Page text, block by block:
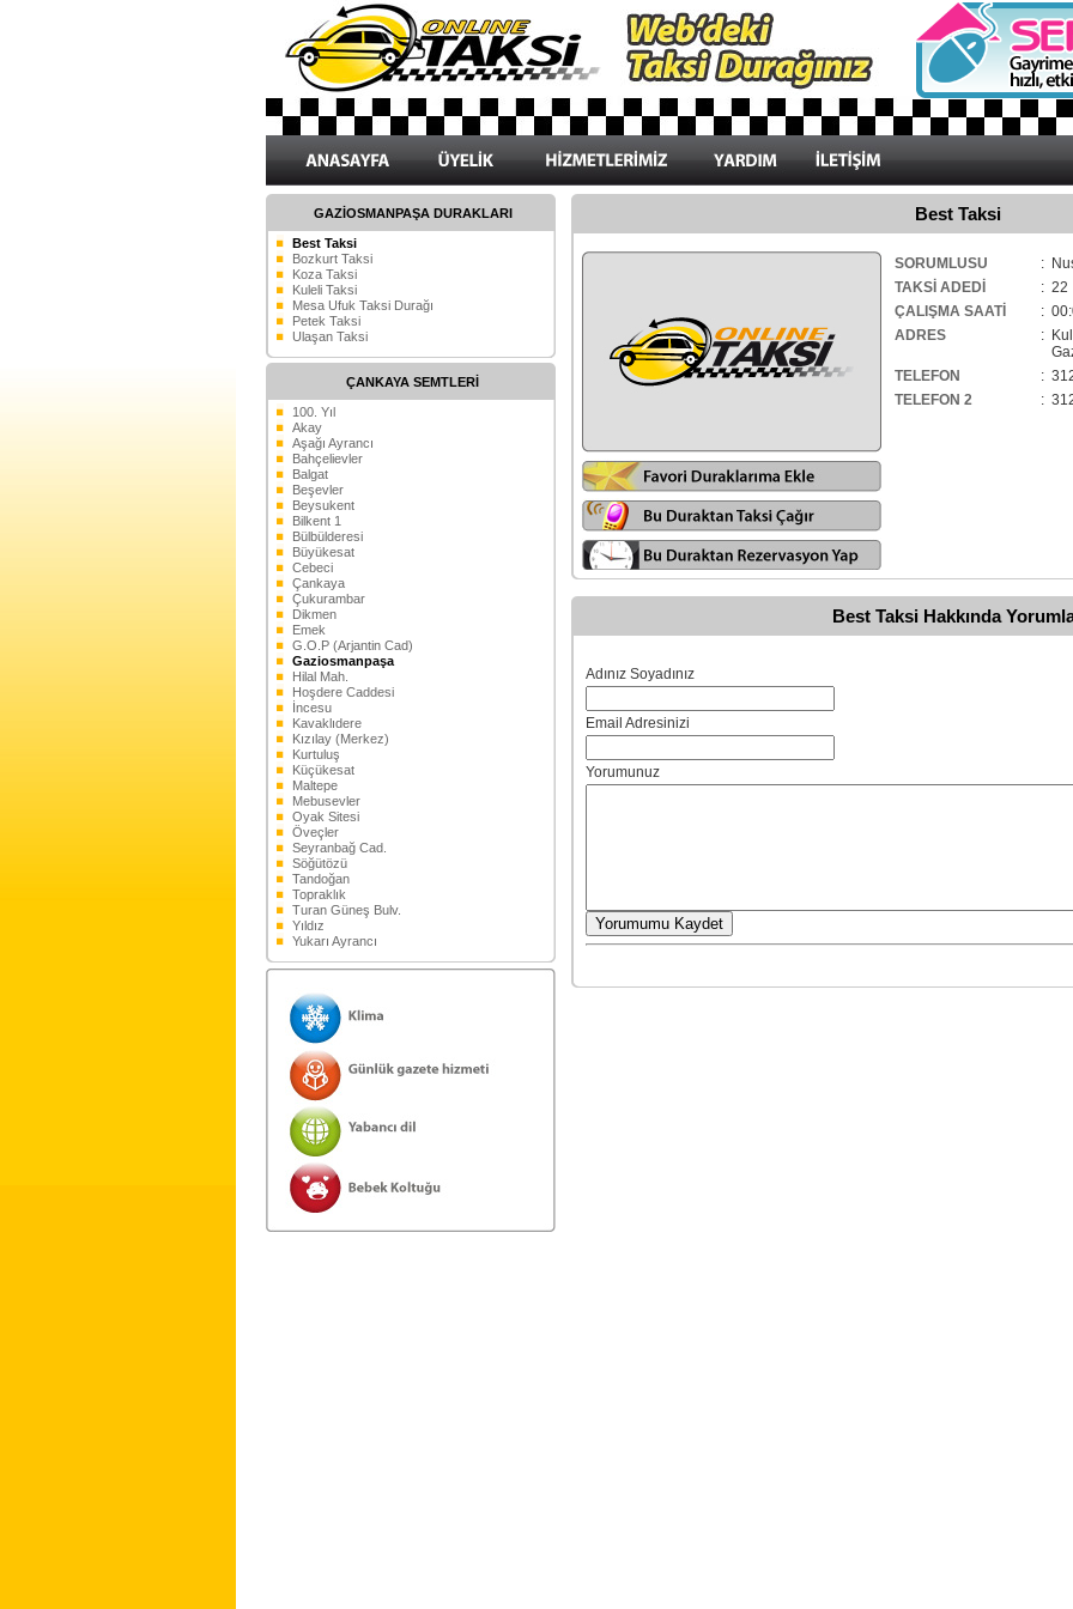
GAZİOSMANPAŞA DURAKLARI
Best Taksi
Bozkurt Taksi
Koza Taksi
Kuleli Taksi
Mesa Ufuk Taksi Durağı
Petek Taksi
Ulaşan Taksi
ÇANKAYA SEMTLERİ
100. Yıl
Akay
Aşağı Ayrancı
Bahçelievler
Balgat
Beşevler
Beysukent
Bilkent 1
Bülbülderesi
Büyükesat
Cebeci
Çankaya
Çukurambar
Dikmen
Emek
G.O.P (Arjantin Cad)
Gaziosmanpaşa
Hilal Mah.
Hoşdere Caddesi
İncesu
Kavaklıdere
Kızılay (Merkez)
Kurtuluş
Küçükesat
Maltepe
Mebusevler
Oyak Sitesi
Öveçler
Seyranbağ Cad.
Söğütözü
Tandoğan
Topraklık
Turan Güneş Bulv.
Yıldız
Yukarı Ayrancı
Best Taksi
SORUMLUSU
:
TAKSİ ADEDİ
: 22
ÇALIŞMA SAATİ
:
ADRES
:
TELEFON
:
TELEFON 2
:
Best Taksi Hakkında
Adınız Soyadınız
Email Adresinizi
Yorumunuz